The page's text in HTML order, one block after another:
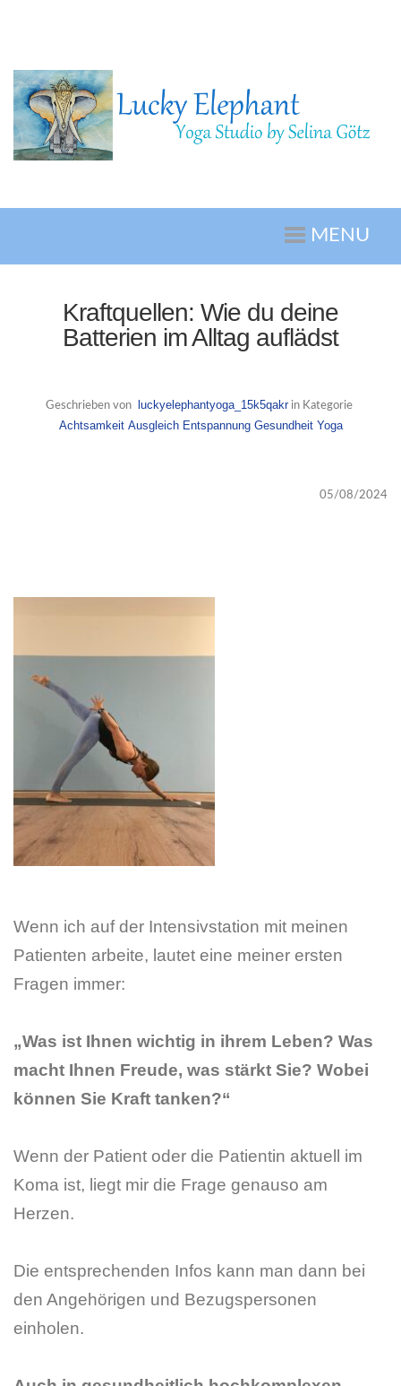
MENU
Kraftquellen: Wie du deine
Batterien im Alltag auflädst
Geschrieben von luckyelephantyoga_15k5qakrin Kategorie
Achtsamkeit Ausgleich Entspannung Gesundheit Yoga
05/08/2024
Wenn ich auf der Intensivstation mit meinen
Patienten arbeite, lautet eine meiner ersten
Fragen immer:
„Was ist Ihnen wichtig in ihrem Leben? Was
macht Ihnen Freude, was stärkt Sie? Wobei
können Sie Kraft tanken?“
Wenn der Patient oder die Patientin aktuell im
Koma ist, liegt mir die Frage genauso am
Herzen.
Die entsprechenden Infos kann man dann bei
den Angehörigen und Bezugspersonen
einholen.